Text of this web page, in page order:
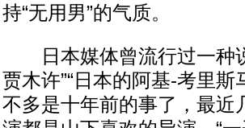
持“无用男”的气质。
日本媒体曾流行过一种
贾木许”“日本的阿基-考里
不多是十年前的事了，最近